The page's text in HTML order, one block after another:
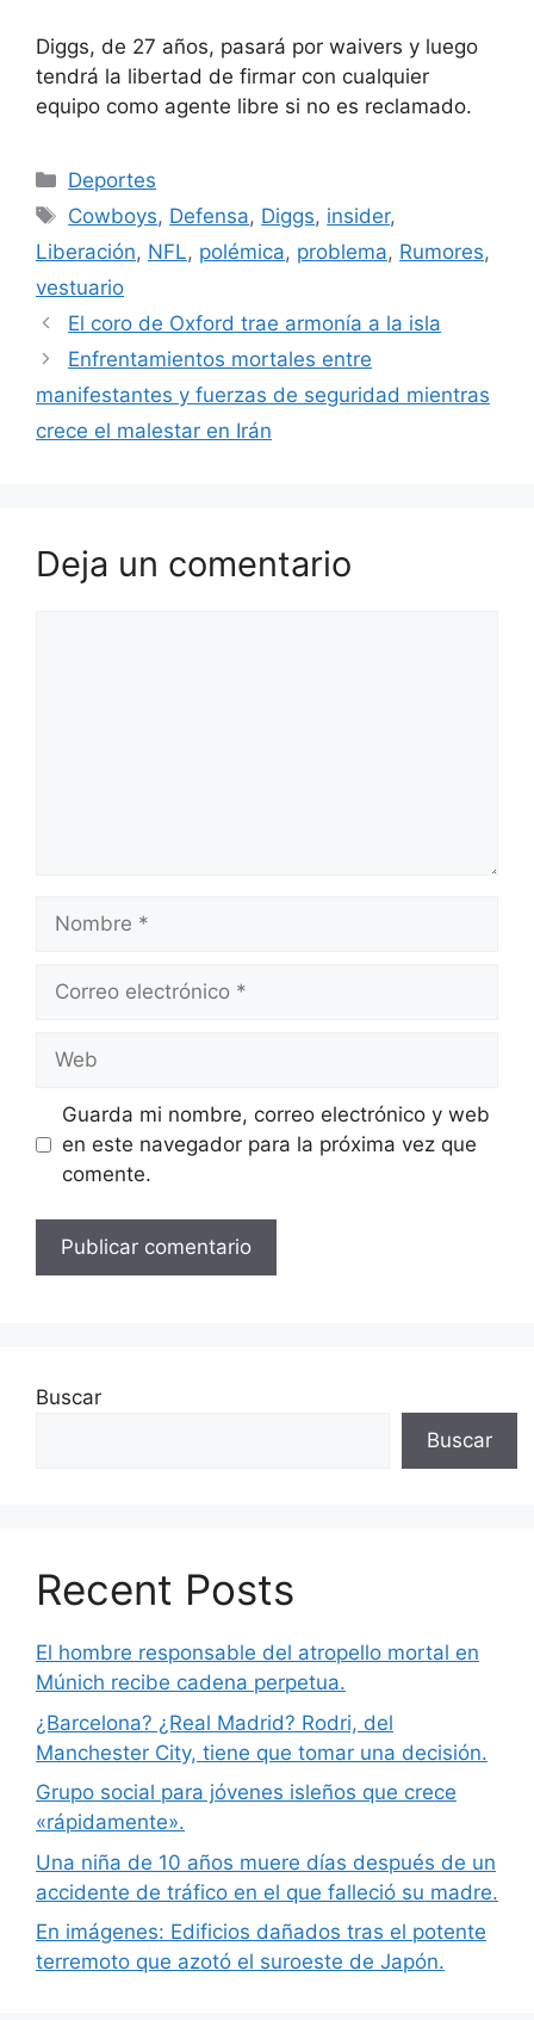
Diggs, de 27 años, pasará por waivers y luego
tendrá la libertad de firmar con cualquier
equipo como agente libre si no es reclamado.
Categorías
Deportes
Etiquetas
Cowboys, Defensa, Diggs, insider,
Liberación, NFL, polémica, problema, Rumores,
vestuario
El coro de Oxford trae armonía a la isla
Enfrentamientos mortales entre
manifestantes y fuerzas de seguridad mientras
crece el malestar en Irán
Deja un comentario
electrónico
Guarda mi nombre, correo electrónico y web
en este navegador para la próxima vez que
comente.
Buscar
Buscar
Recent Posts
El hombre responsable del atropello mortal en
Múnich recibe cadena perpetua.
¿Barcelona? ¿Real Madrid? Rodri, del
Manchester City, tiene que tomar una decisión.
Grupo social para jóvenes isleños que crece
«rápidamente».
Una niña de 10 años muere días después de un
accidente de tráfico en el que falleció su madre.
En imágenes: Edificios dañados tras el potente
terremoto que azotó el suroeste de Japón.